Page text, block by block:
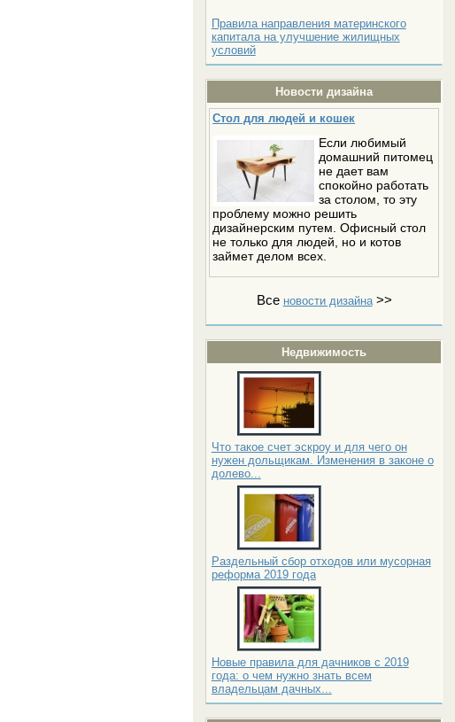
Правила направления материнского
капитала на улучшение жилищных
условий
Новости дизайна
Стол для людей и кошек
Если любимый
домашний питомец
не дает вам
спокойно работать
за столом, то эту
проблему можно решить
дизайнерским путем. Офисный стол
не только для людей, но и котов
займет делом всех.
Все новости дизайна>>
Недвижимость
Что такое счет эскроу и для чего он
нужен дольщикам. Изменения в законе о
долево...
Раздельный сбор отходов или мусорная
реформа 2019 года
Новые правила для дачников с 2019
года: о чем нужно знать всем
владельцам дачных...